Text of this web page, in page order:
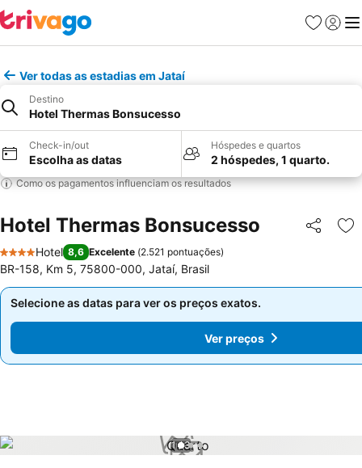
Favoritos
Iniciar
Ver todas as estadias em Jataí
Destino
Hotel Thermas Bonsucesso
Check-in/out
Escolha as datas
Hóspedes e quartos
2 hóspedes, 1 quarto.
Como os pagamentos influenciam os resultados
Hotel Thermas Bonsucesso Partilhar
4 Estrelas
Hotel 8,6 Excelente (2.521 pontuações)
BR-158, Km 5, 75800-000, Jataí, Brasil
Selecione as datas para ver os preços exatos.
Selecione as datas para ver os preços exatos.
Ver preços
1 / 3